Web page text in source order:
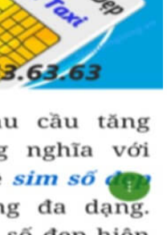
“Sim giảm giá “ ở ngay
đại lý giảm giá vì một số
đẹp lại có giá cực rẻ nữa.
luc quy 9 có cũng thể tham
Sim Lục Quý,Sim Năm